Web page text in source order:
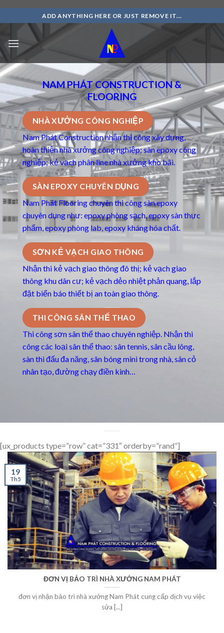
Skip
ADD ANYTHING HERE OR JUST REMOVE IT...
NAM PHÁT CONSTRUCTION &
FLOORING
NHÀ XƯỞNG CÔNG NGHIỆP
Nam Phát Construction nhận thi công xây dựng,
hoàn thiện nhà xưởng công nghiệp; sàn epoxy công
nghiệp; kẻ vạch phân line nhà xưởng kho bãi.
SÀN EPOXY CHUYÊN DỤNG
Nam Phát Flooring chuyên thi côngsàn epoxy
chuyên dụngnhư: epoxy phòng sạch, epoxy sàn thực
phẩm, epoxy phòng lab, epoxy kháng hóa chất.
SƠN KẺ VẠCH GIAO THÔNG
Nhận thi kẻ vạch giao thông đô thị; kẻ vạch giao
thông khu dân cư; kẻ vạch dẻo nhiệt phản quang, lắp
đặt biển báo thiết bị an toàn giao thông.
THI CÔNG SÂN THỂ THAO
Thi công sơn sân thể thao chuyên nghiệp. Nhận thi
công các loại sân thể thao: sân tennis, sân cầu lông,
sàn thi đấu đa năng, sân bóng mini trong nhà, sân cỏ
nhân tạo, đường chạy điền kinh…
[ux_products type=”row” cat=”331″ orderby=”rand”]
ĐƠN VỊ BẢO TRÌ NHÀ XƯỞNG NAM PHÁT
đơn vị nhận bảo trì nhà xưởng Nam Phát cung cấp dịch vụ việc
sửa [...]
19
Th5